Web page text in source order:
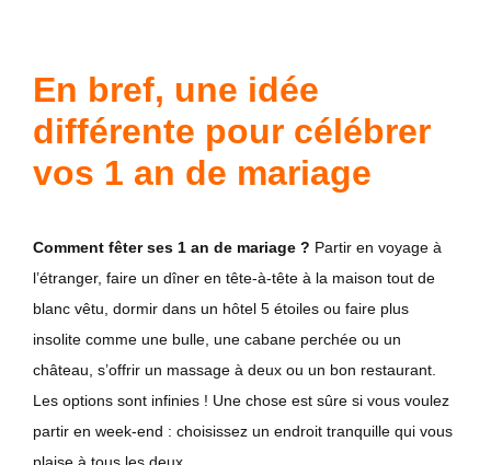
En bref, une idée
différente pour célébrer
vos 1 an de mariage
Comment fêter ses 1 an de mariage ? Partir en voyage à
l’étranger, faire un dîner en tête-à-tête à la maison tout de
blanc vêtu, dormir dans un hôtel 5 étoiles ou faire plus
insolite comme une bulle, une cabane perchée ou un
château, s’offrir un massage à deux ou un bon restaurant.
Les options sont infinies ! Une chose est sûre si vous voulez
partir en week-end : choisissez un endroit tranquille qui vous